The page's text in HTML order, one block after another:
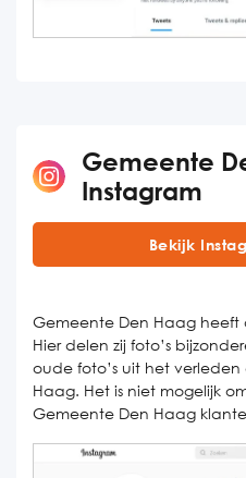
Gemeente
Instagram
Bekijk
Gemeente Den Haag heeft
Hier delen zij foto’s
oude foto’s uit het
Haag. Het is niet mogelijk
Gemeente Den Haag